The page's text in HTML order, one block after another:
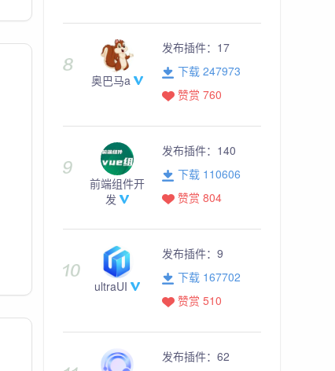
奥巴马a
发布插件： 17
下载 247973
赞赏 760
前端组件开
发
发布插件： 140
下载 110606
赞赏 804
ultraUI
发布插件： 9
下载 167702
赞赏 510
发布插件： 62